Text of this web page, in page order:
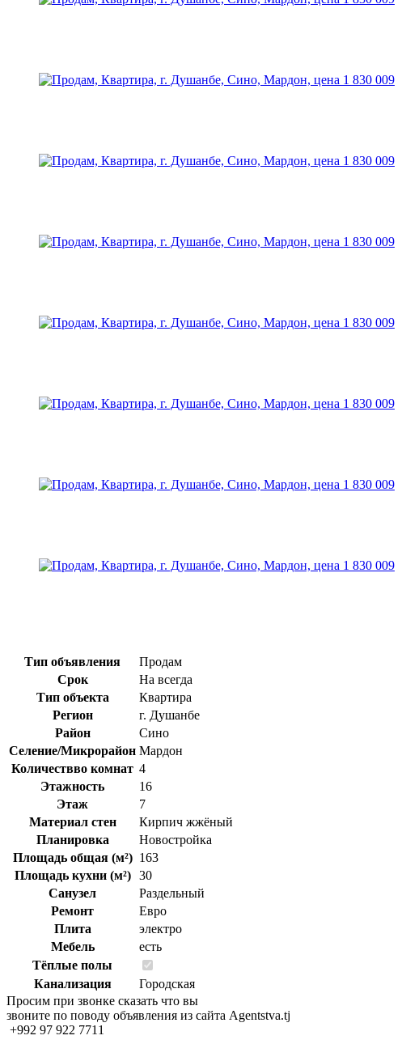
Тип объявления
Продам
Срок
На всегда
Тип объекта
Квартира
Регион
г. Душанбе
Район
Сино
Селение/Микрорайон Мардон
Количествво комнат 4
Этажность
16
Этаж
7
Материал стен
Кирпич жжёный
Планировка
Новостройка
Площадь общая (м²) 163
Площадь кухни (м²)
30
Санузел
Раздельный
Ремонт
Евро
Плита
электро
Мебель
есть
Тёплые полы
Канализация
Городская
Просим при звонке сказать что вы
звоните по поводу объявления из сайта Agentstva.tj
+992 97 922 7711